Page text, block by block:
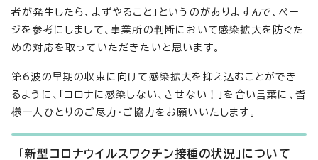
者が発生したら、まずやること」というのがありますんで、ペー
ジを参考にしまして、事業所の判断において感染拡大を防ぐた
めの対応を取っていただきたいと思います。
第6波の早期の収束に向けて感染拡大を抑え込むことができ
るように、「コロナに感染しない、させない！」を合い言葉に、皆
様一人ひとりのご尽力・ご協力をお願いいたします。
「新型コロナウイルスワクチン接種の状況」について